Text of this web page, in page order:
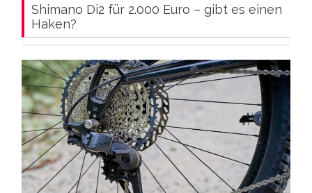
Shimano Di2 für 2.000 Euro – gibt es einen
Haken?